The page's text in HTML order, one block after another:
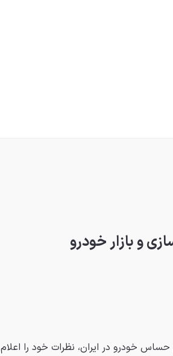
و بازار خودرو
خودرو در ایران، نظرات خود را اعلام